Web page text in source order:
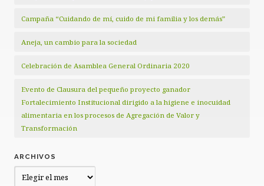
Campaña “Cuidando de mí, cuido de mi familia y los demás”
Aneja, un cambio para la sociedad
Celebración de Asamblea General Ordinaria 2020
Evento de Clausura del pequeño proyecto ganador
Fortalecimiento Institucional dirigido a la higiene e inocuidad
alimentaria en los procesos de Agregación de Valor y
Transformación
ARCHIVOS
Archivos